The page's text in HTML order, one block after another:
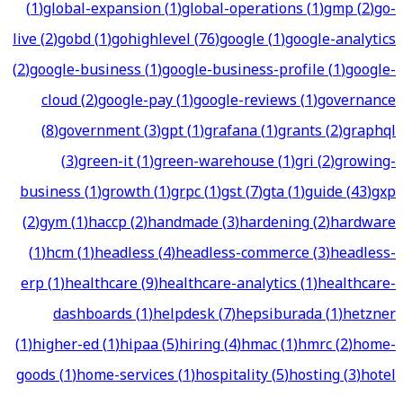
(1)global-expansion(1)global-operations(1)gmp(2)go-
live(2)gobd(1)gohighlevel(76)google(1)google-analytics
(2)google-business(1)google-business-profile(1)google-
cloud(2)google-pay(1)google-reviews(1)governance
(8)government(3)gpt(1)grafana(1)grants(2)graphql
(3)green-it(1)green-warehouse(1)gri(2)growing-
business(1)growth(1)grpc(1)gst(7)gta(1)guide(43)gxp
(2)gym(1)haccp(2)handmade(3)hardening(2)hardware
(1)hcm(1)headless(4)headless-commerce(3)headless-
erp(1)healthcare(9)healthcare-analytics(1)healthcare-
dashboards(1)helpdesk(7)hepsiburada(1)hetzner
(1)higher-ed(1)hipaa(5)hiring(4)hmac(1)hmrc(2)home-
goods(1)home-services(1)hospitality(5)hosting(3)hotel